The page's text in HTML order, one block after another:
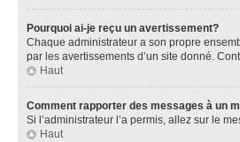
Pourquoi ai-je reçu un avertissement?
Chaque administrateur a son propre
par les avertissements d’un site donné.
Haut
Comment rapporter des messages à un
Si l’administrateur l’a permis, allez sur le
Haut